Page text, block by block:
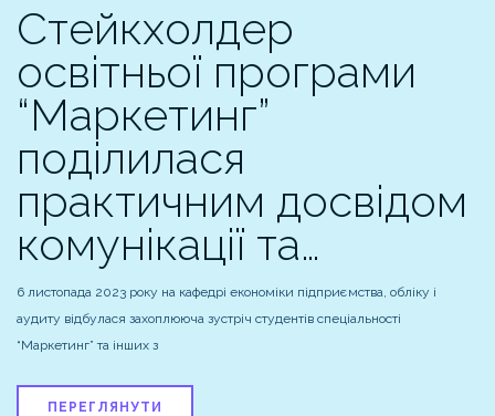
Стейкхолдер
освітньої програми
“Маркетинг”
поділилася
практичним досвідом
комунікації та…
6 листопада 2023 року на кафедрі економіки підприємства, обліку і
аудиту відбулася захоплююча зустріч студентів спеціальності
“Маркетинг” та інших з
ПЕРЕГЛЯНУТИ